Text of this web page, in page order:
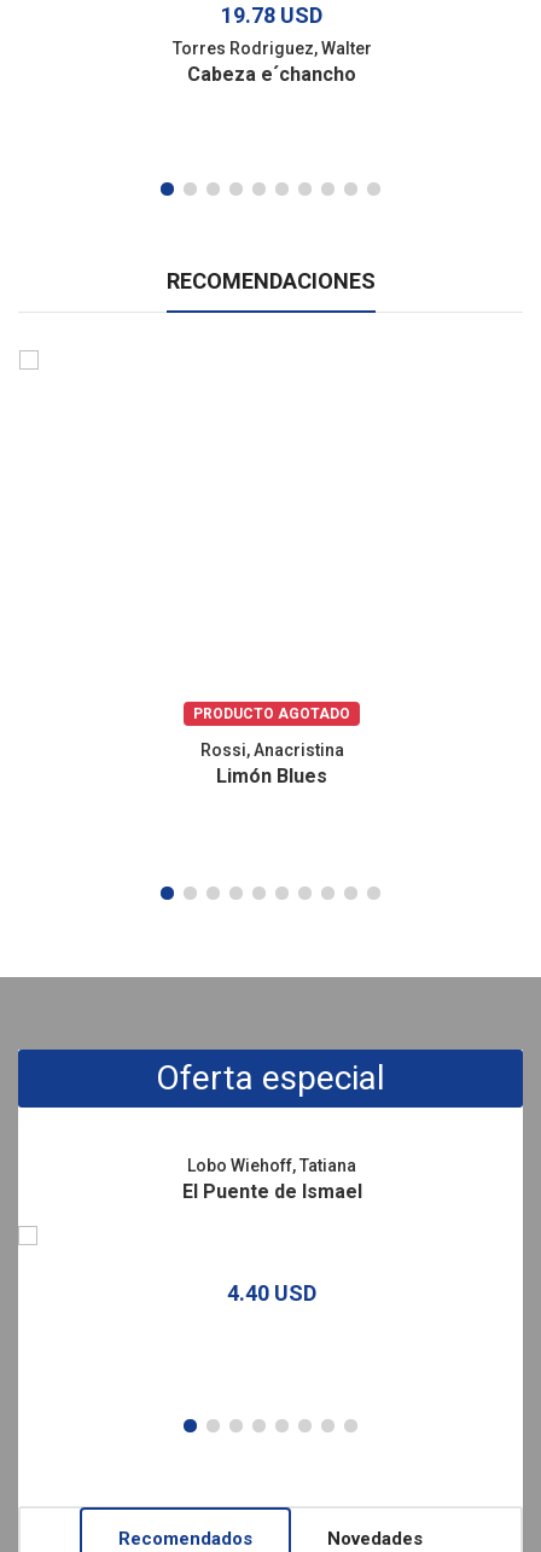
19.78 USD
Torres Rodriguez, Walter
Cabeza e´chancho
RECOMENDACIONES
PRODUCTO AGOTADO
Rossi, Anacristina
Limón Blues
PromocionesOferta especial
Lobo Wiehoff, Tatiana
El Puente de Ismael
4.40 USD
Recomendados Novedades